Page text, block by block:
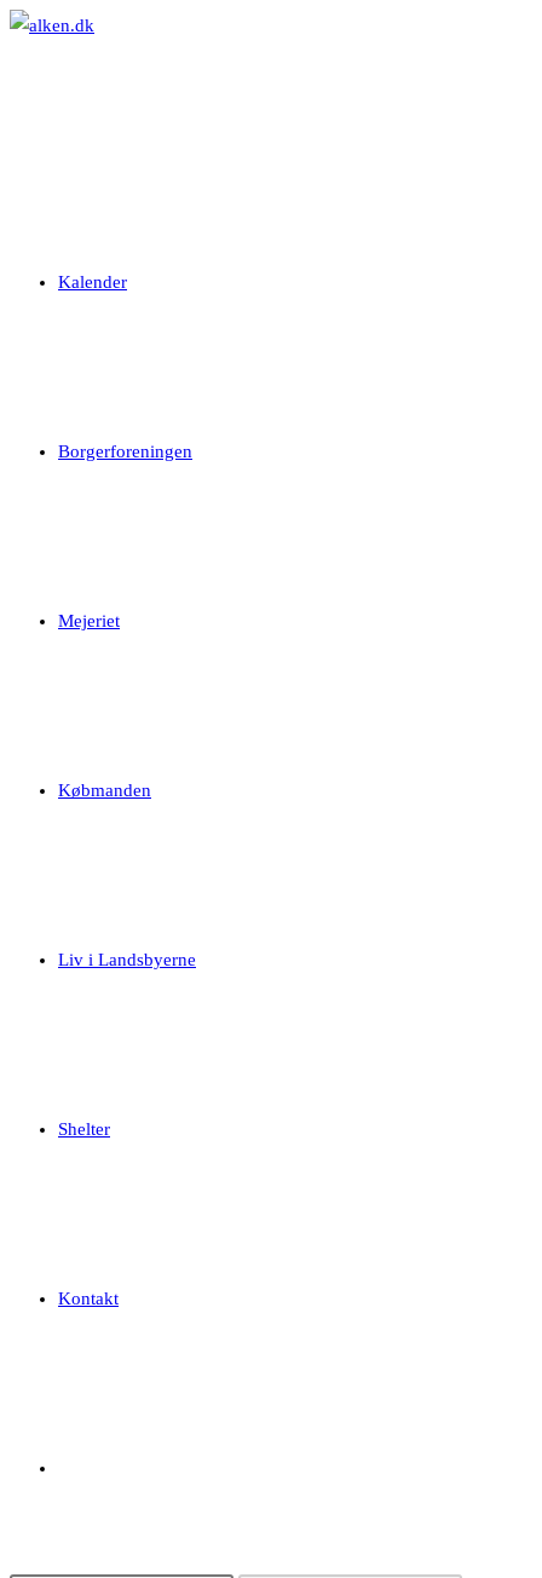
Skip
Kalender
Borgerforeningen
Mejeriet
Købmanden
Liv i Landsbyerne
Shelter
Kontakt